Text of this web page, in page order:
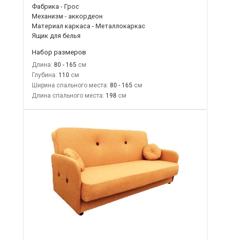
Фабрика - Грос
Механизм - аккордеон
Материал каркаса - Металлокаркас
Ящик для белья
Набор размеров
Длина: 80 - 165
Глубина: 110
Ширина спального места: 80 - 165
Длина спального места: 198